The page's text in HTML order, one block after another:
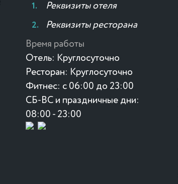
Реквизиты отеля
Реквизиты ресторана
Время работы
Отель: Круглосуточно
Ресторан: Круглосуточно
Фитнес: с 06:00 до 23:00
СБ-ВС и праздничные дни:
08:00 - 23:00